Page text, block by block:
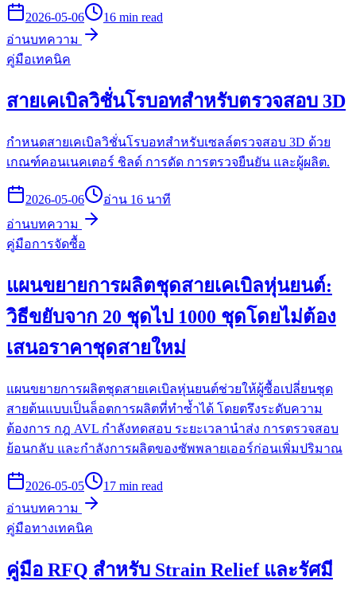
2026-05-06
16 min read
อ่านบทความ
คู่มือเทคนิค
สายเคเบิลวิชั่นโรบอทสำหรับตรวจสอบ 3D
กำหนดสายเคเบิลวิชั่นโรบอทสำหรับเซลล์ตรวจสอบ 3D ด้วย
เกณฑ์คอนเนคเตอร์ ชิลด์ การดัด การตรวจยืนยัน และผู้ผลิต.
2026-05-06
อ่าน 16 นาที
อ่านบทความ
คู่มือการจัดซื้อ
แผนขยายการผลิตชุดสายเคเบิลหุ่นยนต์:
วิธีขยับจาก 20 ชุดไป 1000 ชุดโดยไม่ต้อง
เสนอราคาชุดสายใหม่
แผนขยายการผลิตชุดสายเคเบิลหุ่นยนต์ช่วยให้ผู้ซื้อเปลี่ยนชุด
สายต้นแบบเป็นล็อตการผลิตที่ทำซ้ำได้ โดยตรึงระดับความ
ต้องการ กฎ AVL กำลังทดสอบ ระยะเวลานำส่ง การตรวจสอบ
ย้อนกลับ และกำลังการผลิตของซัพพลายเออร์ก่อนเพิ่มปริมาณ
2026-05-05
17 min read
อ่านบทความ
คู่มือทางเทคนิค
คู่มือ RFQ สำหรับ Strain Relief และรัศมี